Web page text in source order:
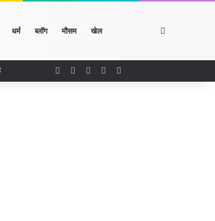
धर्म ब्लॉग मौसम खेल
Facebook LinkedInYouTube